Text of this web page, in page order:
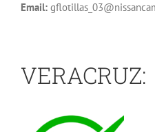
Email:
VERACRUZ: